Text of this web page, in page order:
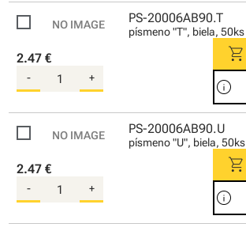
PS-20006AB90.T
písmeno "T", biela, 50ks
2.47 €
- +
shopping_cart
info
PS-20006AB90.U
písmeno "U", biela, 50ks
2.47 €
- +
shopping_cart
info